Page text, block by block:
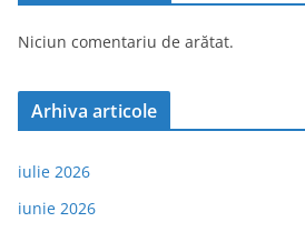
Niciun comentariu de arătat.
Arhiva articole
iulie 2026
iunie 2026